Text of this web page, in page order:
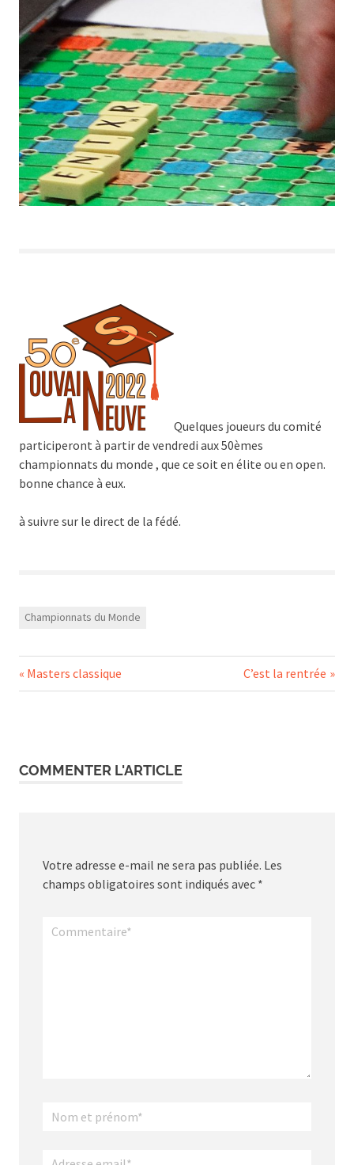
Quelques joueurs du comité
participeront à partir de vendredi aux 50èmes
championnats du monde , que ce soit en élite ou en open.
bonne chance à eux.
à suivre sur le direct de la fédé.
Championnats du Monde
Navigation
Previous
Post:
Masters classique
Next
Post:
C’est la rentrée
COMMENTER L'ARTICLE
Votre adresse e-mail ne sera pas publiée. Les
champs obligatoires sont indiqués avec *